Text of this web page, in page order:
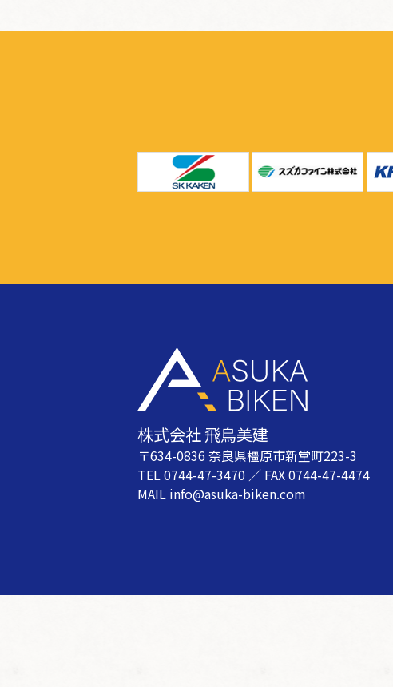
株式会社 飛鳥美建
〒634-0836 奈良県橿原市新堂町223-3
TEL 0744-47-3470 ／ FAX 0744-47-4474
MAIL info@asuka-biken.com